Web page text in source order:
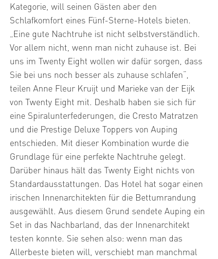
Kategorie, will seinen Gästen aber den
Schlafkomfort eines Fünf-Sterne-Hotels bieten.
„Eine gute Nachtruhe ist nicht selbstverständlich.
Vor allem nicht, wenn man nicht zuhause ist. Bei
uns im Twenty Eight wollen wir dafür sorgen, dass
Sie bei uns noch besser als zuhause schlafen“,
teilen Anne Fleur Kruijt und Marieke van der Eijk
von Twenty Eight mit. Deshalb haben sie sich für
eine Spiralunterfederungen, die Cresto Matratzen
und die Prestige Deluxe Toppers von Auping
entschieden. Mit dieser Kombination wurde die
Grundlage für eine perfekte Nachtruhe gelegt.
Darüber hinaus hält das Twenty Eight nichts von
Standardausstattungen. Das Hotel hat sogar einen
irischen Innenarchitekten für die Bettumrandung
ausgewählt. Aus diesem Grund sendete Auping ein
Set in das Nachbarland, das der Innenarchitekt
testen konnte. Sie sehen also: wenn man das
Allerbeste bieten will, verschiebt man manchmal